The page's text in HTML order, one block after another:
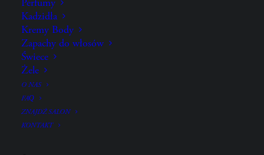
Kadzidła
Kremy Body
Zapachy do włosów
Świece
Żele
O NAS
FAQ
ZNAJDŹ SALON
KONTAKT
SKŁADNIKI
POŁĄCZ Z: